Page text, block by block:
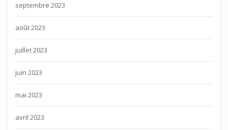
septembre 2023
août 2023
juillet 2023
juin 2023
mai 2023
avril 2023